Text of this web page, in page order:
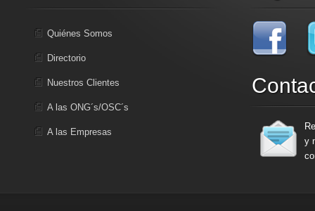
Quiénes Somos
Directorio
Nuestros Clientes
A las ONG´s/OSC´s
A las Empresas
y